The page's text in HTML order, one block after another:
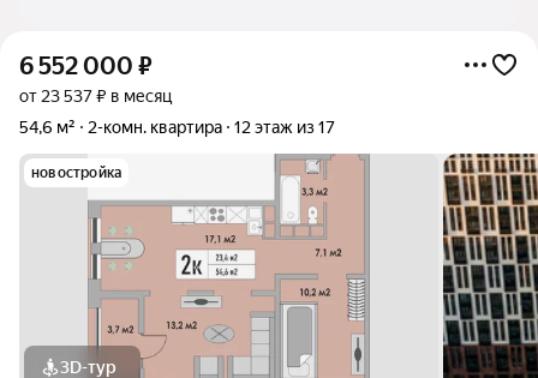
6 552 000 ₽
от 23 537 ₽ в месяц
54,6 м²
2-комн. квартира 12 этаж из 17
новостройка
3D-тур